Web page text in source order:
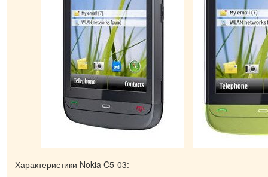
Характеристики Nokia C5-03: